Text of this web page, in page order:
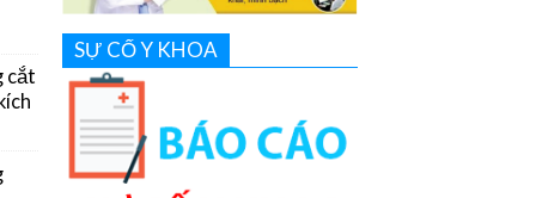
cắt
SỰ CỐ Y KHOA